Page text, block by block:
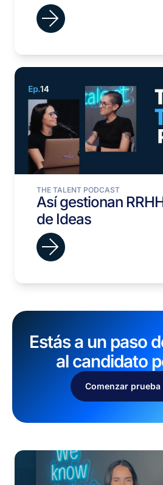
THE TALENT PODCAST
Así gestionan
de Ideas
Estás a un paso
al candidato
Comenzar